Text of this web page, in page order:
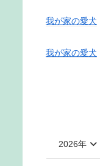
我が家の愛犬
我が家の愛犬
2026年